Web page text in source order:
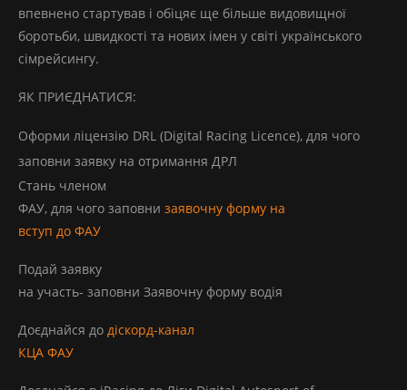
впевнено стартував і обіцяє ще більше видовищної
боротьби, швидкості та нових імен у світі українського
сімрейсингу.
ЯК ПРИЄДНАТИСЯ:
Оформи ліцензію DRL (Digital Racing Licence), для чого
заповни заявку на отримання ДРЛ
Стань членом
ФАУ, для чого заповни заявочну форму на
вступ до ФАУ
Подай заявку
на участь- заповни Заявочну форму водія
Доєднайся до діскорд-канал
КЦА ФАУ